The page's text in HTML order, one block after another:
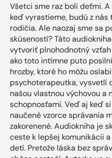
Všetci sme raz boli deťmi.
keď vyrastieme, budú z
rodičia. Ale naozaj sme sa
skúseností? Táto
vytvoriť plnohodnotný
ako toto intímne puto
hrozby, ktoré ho môžu
psychoterapeutka, vysvetlí
našou vlastnou výchovou a
schopnosťami. Veď aj keď
naučené vzorce správania
zakorenené. Audiokniha je
ceste k lepšej komunikácii
detí. Pretože láska bez